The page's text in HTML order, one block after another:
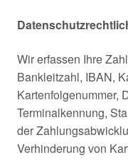
Wir erfassen Ihre
Bankleitzahl, IBAN,
Kartenfolgenummer,
Terminalkennung,
der
Verhinderung von